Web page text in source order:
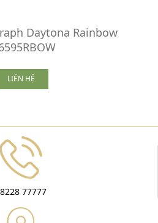
Daytona Rainbow
LIÊN HỆ
77777